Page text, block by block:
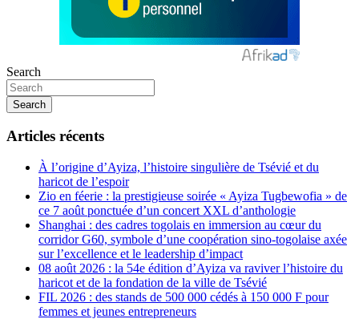
Search
Search
Articles récents
À l’origine d’Ayiza, l’histoire singulière de Tsévié et du
haricot de l’espoir
Zio en féerie : la prestigieuse soirée « Ayiza Tugbewofia » de
ce 7 août ponctuée d’un concert XXL d’anthologie
Shanghai : des cadres togolais en immersion au cœur du
corridor G60, symbole d’une coopération sino-togolaise axée
sur l’excellence et le leadership d’impact
08 août 2026 : la 54e édition d’Ayiza va raviver l’histoire du
haricot et de la fondation de la ville de Tsévié
FIL 2026 : des stands de 500 000 cédés à 150 000 F pour
femmes et jeunes entrepreneurs